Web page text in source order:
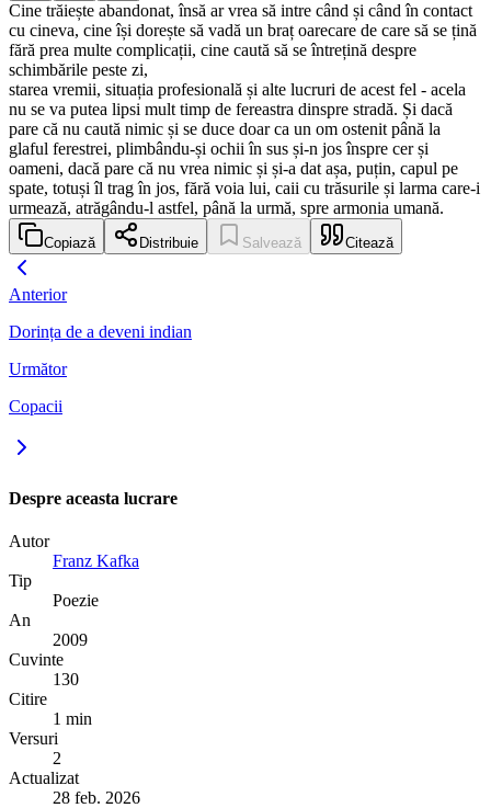
Cine trăiește abandonat, însă ar vrea să intre când și când în contact
cu cineva, cine își dorește să vadă un braț oarecare de care să se țină
fără prea multe complicații, cine caută să se întrețină despre
schimbările peste zi,
starea vremii, situația profesională și alte lucruri de acest fel - acela
nu se va putea lipsi mult timp de fereastra dinspre stradă. Și dacă
pare că nu caută nimic și se duce doar ca un om ostenit până la
glaful ferestrei, plimbându-și ochii în sus și-n jos înspre cer și
oameni, dacă pare că nu vrea nimic și și-a dat așa, puțin, capul pe
spate, totuși îl trag în jos, fără voia lui, caii cu trăsurile și larma care-i
urmează, atrăgându-l astfel, până la urmă, spre armonia umană.
Copiază Distribuie Salvează Citează
Anterior
Dorința de a deveni indian
Următor
Copacii
Despre aceasta lucrare
Autor
Franz Kafka
Tip
Poezie
An
2009
Cuvinte
130
Citire
1 min
Versuri
2
Actualizat
28 feb. 2026